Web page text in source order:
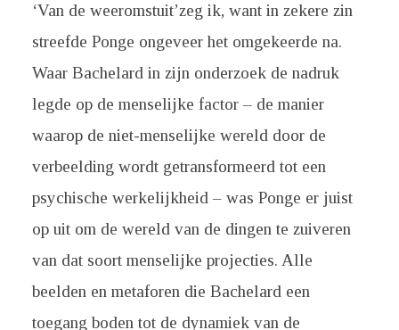
‘Van de weeromstuit’zeg ik, want in zekere zin
streefde Ponge ongeveer het omgekeerde na.
Waar Bachelard in zijn onderzoek de nadruk
legde op de menselijke factor – de manier
waarop de niet-menselijke wereld door de
verbeelding wordt getransformeerd tot een
psychische werkelijkheid – was Ponge er juist
op uit om de wereld van de dingen te zuiveren
van dat soort menselijke projecties. Alle
beelden en metaforen die Bachelard een
toegang boden tot de dynamiek van de